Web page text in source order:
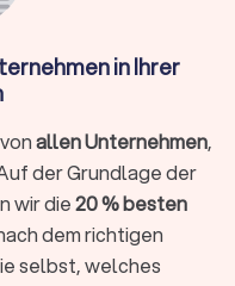
suchen, bietet
erhalten Sie bis zu vier
Ihre
spart nicht nur Zeit,
besten Experten in
in Ihrer
allen Unternehmen,
der Grundlage der
wir die20 % besten
dem richtigen
selbst, welches